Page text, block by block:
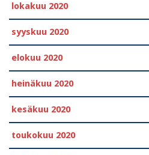
lokakuu 2020
syyskuu 2020
elokuu 2020
heinäkuu 2020
kesäkuu 2020
toukokuu 2020